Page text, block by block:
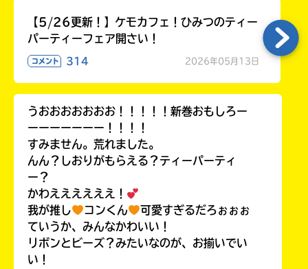
【5/26更新！】ケモカフェ！ひみつのティー
パーティーフェア開さい！
コメント 314 2026年05月13日
うおおおおおおお！！！！！新巻おもしろー
ーーーーーーー！！！！
すみません。荒れました。
んん？しおりがもらえる？ティーパーティ
ー？
かわええええええ！
我が推し
コンくん
可愛すぎるだろぉぉぉ
ていうか、みんなかわいい！
リボンとビーズ？みたいなのが、お揃いでい
い！